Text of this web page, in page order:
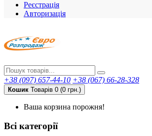
Реєстрація
Авторизація
+38 (097) 657-44-10 +38 (067) 66-28-328
Кошик Товарів 0 (0 грн.)
Ваша корзина порожня!
Всі категорії